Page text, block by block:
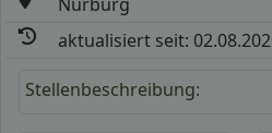
aktualisiert seit:
Stellenbeschreibung: